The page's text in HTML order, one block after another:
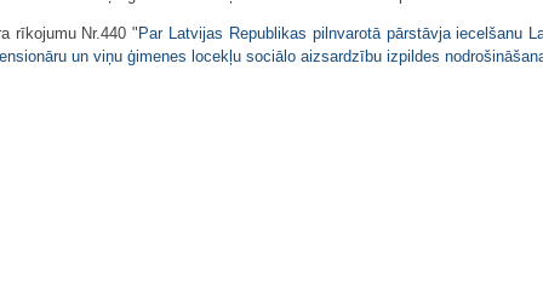
rīkojumu Nr.440 " Par Latvijas Republikas pilnvarotā pārstāvja iecelšanu
un viņu ģimenes locekļu sociālo aizsardzību izpildes